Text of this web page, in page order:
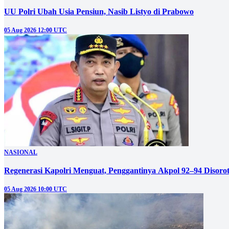
UU Polri Ubah Usia Pensiun, Nasib Listyo di Prabowo
05 Aug 2026 12:00 UTC
NASIONAL
Regenerasi Kapolri Menguat, Penggantinya Akpol 92–94 Disorot
05 Aug 2026 10:00 UTC